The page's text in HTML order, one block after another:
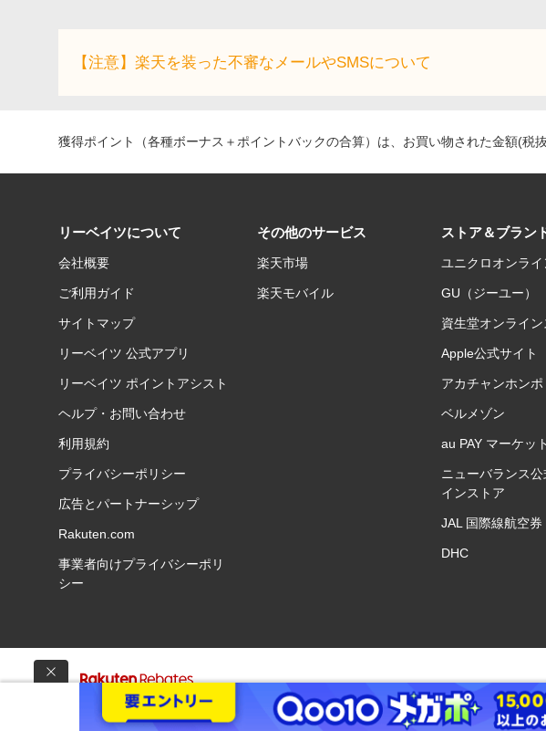
【注意】楽天を装った不審なメールやSMSについて
獲得ポイント（各種ボーナス＋ポイントバックの合算）は、お買い物された金額(税
リーベイツについて
会社概要
ご利用ガイド
サイトマップ
リーベイツ 公式アプリ
リーベイツ ポイントアシスト
ヘルプ・お問い合わせ
利用規約
プライバシーポリシー
広告とパートナーシップ
Rakuten.com
事業者向けプライバシーポリ
シー
その他のサービス
楽天市場
楽天モバイル
ストア＆ブラン
ユニクロオンラ
GU（ジーユー）
資生堂オンライン
Apple公式サイト
アカチャンホンポ
ベルメゾン
au PAY マーケット
ニューバランス公
インストア
JAL 国際線航空券
DHC